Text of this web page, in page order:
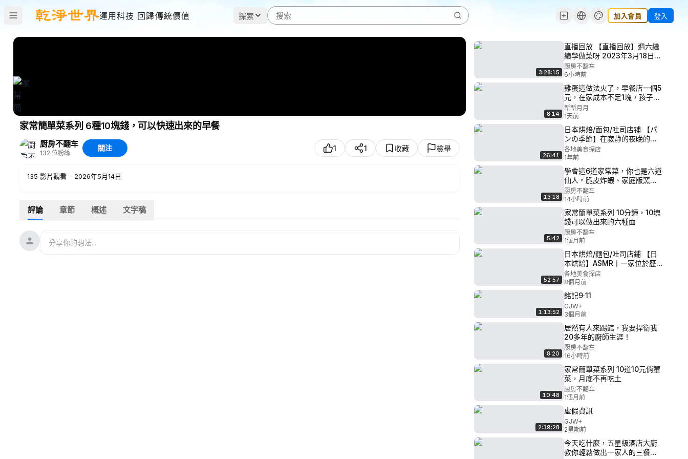
運用科技 回歸傳統價值 探索 加入會員 登入
家常簡單菜系列 6種10塊錢，可以快速出來的早餐
厨房不翻车
132 位粉絲
關注 1 1 收藏 檢舉
135 影片觀看 · 2026年5月14日
評論 章節 概述 文字稿
3:28:15
直播回放 【直播回放】週六繼
續學做菜呀 2023年3月18日18
點場
厨房不翻车
6小時前
8:14
雞蛋這做法火了，早餐店一個5
元，在家成本不足1塊，孩子點
名要吃
新新月月
1天前
26:41
日本烘焙/面包/吐司店铺 【パ
ンの季節】在寂静的夜晚的街
角，从早上4:00开始一个接一
个地烤面包的日本面包师
各地美食探店
1年前
13:18
學會這6道家常菜，你也是六道
仙人。脆皮炸蝦、家庭版窯
雞、酸梅鴨、紅燒羅非魚、懶
人版番茄土豆燉牛腩、鹽酥雞
厨房不翻车
14小時前
5:42
家常簡單菜系列 10分鐘，10塊
錢可以做出來的六種面
厨房不翻车
1個月前
52:57
日本烘焙/麵包/吐司店鋪 【日
本烘焙】ASMR丨一家位於歷史
悠久的購物區的復古日式麵包
店！品類繁多且非常美味！
各地美食探店
8個月前
1:13:52
銘記9·11
GJW+
3個月前
8:20
居然有人來踢館，我要捍衛我
20多年的廚師生涯！
厨房不翻车
16小時前
10:48
家常簡單菜系列 10道10元俏葷
菜，月底不再吃土
厨房不翻车
1個月前
2:39:28
虛假資訊
GJW+
2星期前
今天吃什麼，五星級酒店大廚
教你輕鬆做出一家人的三餐